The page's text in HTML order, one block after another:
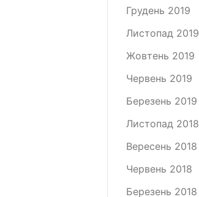
Грудень 2019
Листопад 2019
Жовтень 2019
Червень 2019
Березень 2019
Листопад 2018
Вересень 2018
Червень 2018
Березень 2018